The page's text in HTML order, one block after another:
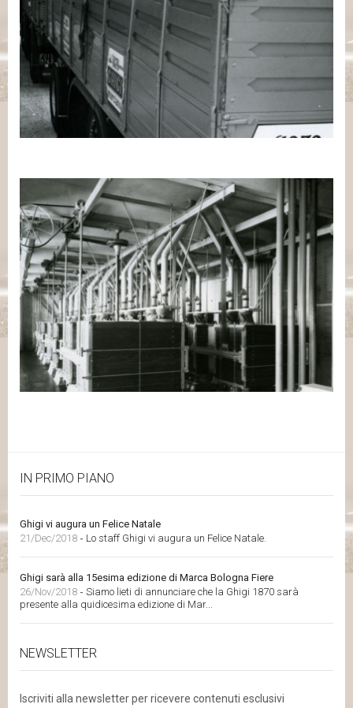
IN PRIMO PIANO
Ghigi vi augura un Felice Natale
21/Dec/2018 - Lo staff Ghigi vi augura un Felice Natale.
Ghigi sarà alla 15esima edizione di Marca Bologna Fiere
26/Nov/2018 - Siamo lieti di annunciare che la Ghigi 1870 sarà
presente alla quidicesima edizione di Mar...
NEWSLETTER
Iscriviti alla newsletter per ricevere contenuti esclusivi